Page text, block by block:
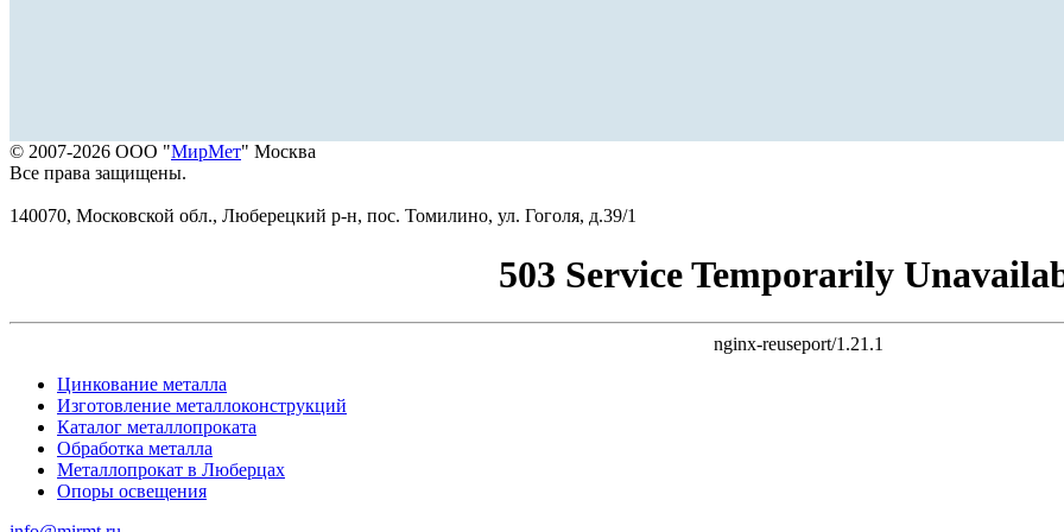
© 2007-2026 ООО "МирМет" Москва
Все права защищены.
140070, Московской обл., Люберецкий р-н, пос. Томилино, ул. Гоголя, д.39/1
503 Service Temporarily
nginx-reuseport/1.21.1
Цинкование металла
Изготовление металлоконструкций
Каталог металлопроката
Обработка металла
Металлопрокат в Люберцах
Опоры освещения